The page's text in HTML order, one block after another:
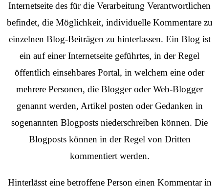
Internetseite des für die Verarbeitung Verantwortlichen
befindet, die Möglichkeit, individuelle Kommentare zu
einzelnen Blog-Beiträgen zu hinterlassen. Ein Blog ist
ein auf einer Internetseite geführtes, in der Regel
öffentlich einsehbares Portal, in welchem eine oder
mehrere Personen, die Blogger oder Web-Blogger
genannt werden, Artikel posten oder Gedanken in
sogenannten Blogposts niederschreiben können. Die
Blogposts können in der Regel von Dritten
kommentiert werden.
Hinterlässt eine betroffene Person einen Kommentar in